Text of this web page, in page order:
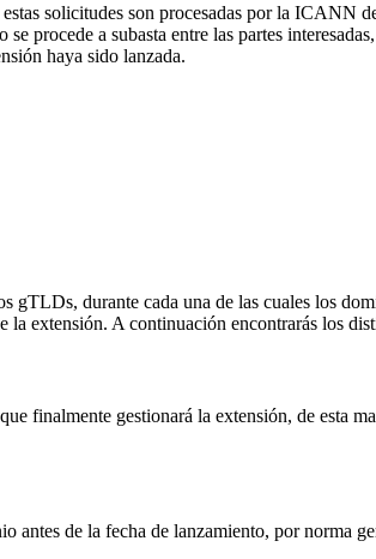
solicitudes son procesadas por la ICANN
procede a subasta entre las partes
haya sido lanzada.
gTLDs, durante cada una de las cuales los
extensión. A continuación encontrarás los
finalmente gestionará la extensión, de esta
antes de la fecha de lanzamiento, por norma